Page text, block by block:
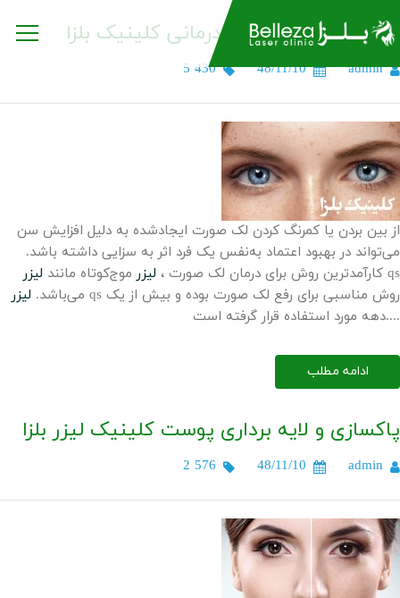
رفع لک صورت با لیزر درمانی کلینیک بلزا
admin
48/11/10
5 430
از بین بردن یا کمرنگ کردن لک صورت ایجادشده به دلیل افزایش سن
می‌تواند در بهبود اعتماد به‌نفس یک فرد اثر به سزایی داشته باشد.
کارآمدترین روش برای درمان لک صورت ، لیزر موج‌کوتاه مانند لیزر
qs
می‌باشد. لیزر
qs روش مناسبی برای رفع لک صورت بوده و بیش از یک
دهه مورد استفاده قرار گرفته است....
ادامه مطلب
پاکسازی و لایه برداری پوست کلینیک لیزر بلزا
admin
48/11/10
2 576